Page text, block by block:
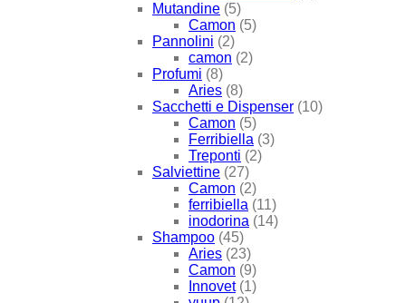
Mutandine (5)
Camon (5)
Pannolini (2)
camon (2)
Profumi (8)
Aries (8)
Sacchetti e Dispenser (10)
Camon (5)
Ferribiella (3)
Treponti (2)
Salviettine (27)
Camon (2)
ferribiella (11)
inodorina (14)
Shampoo (45)
Aries (23)
Camon (9)
Innovet (1)